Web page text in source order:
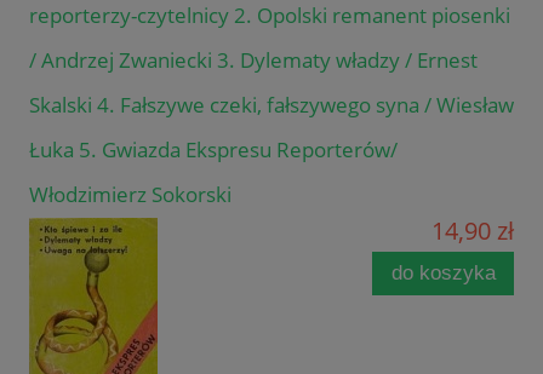
reporterzy-czytelnicy 2. Opolski remanent piosenki
/ Andrzej Zwaniecki 3. Dylematy władzy / Ernest
Skalski 4. Fałszywe czeki, fałszywego syna / Wiesław
Łuka 5. Gwiazda Ekspresu Reporterów/
Włodzimierz Sokorski
14,90 zł
do koszyka